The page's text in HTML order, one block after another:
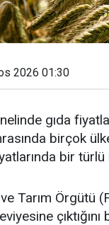
2026 01:30
gıda
birçok
bir
Tarım Örgütü
çıktığını